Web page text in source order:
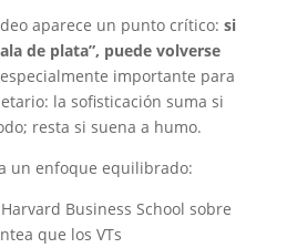
aparece un punto crítico: si
de plata”, puede volverse
importante para
la sofisticación suma si
resta si suena a humo.
un enfoque equilibrado:
Business School sobre
que los VTs